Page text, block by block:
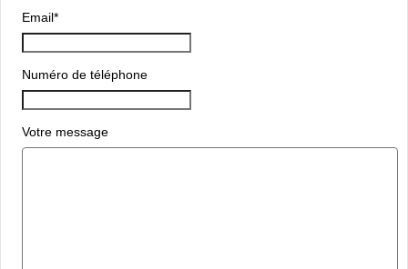
Email*
Numéro de téléphone
Votre message